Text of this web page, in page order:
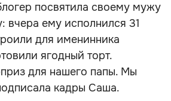
посвятила своему мужу
вчера ему исполнился 31
для именинника
ягодный торт.
для нашего папы. Мы
кадры Саша.